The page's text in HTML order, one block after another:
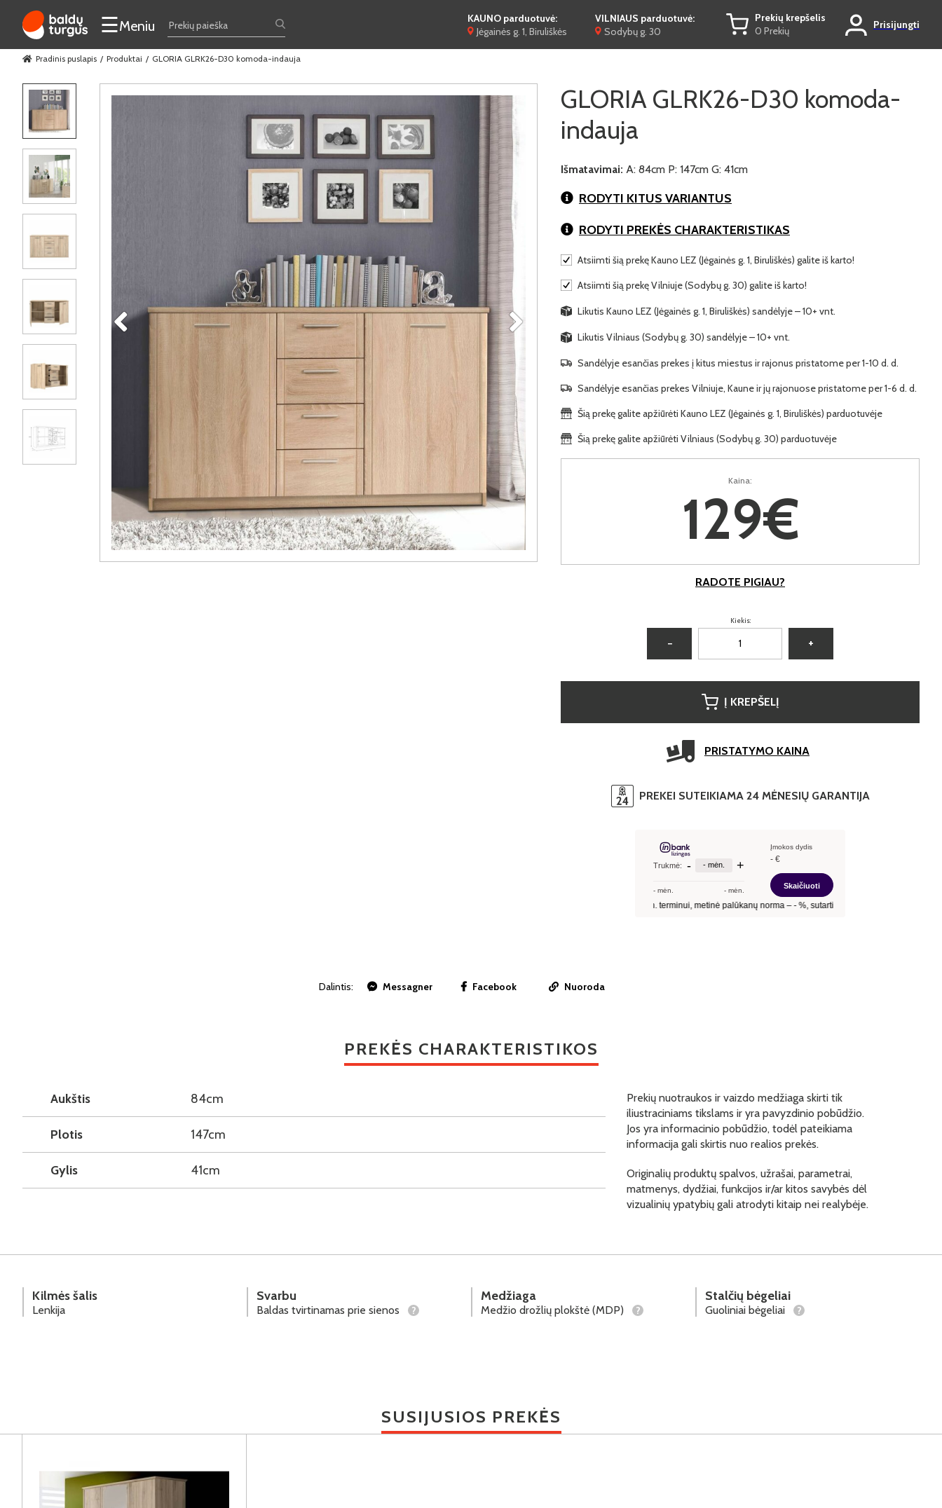
☰Meniu
KAUNO parduotuvė:
Jėgainės g. 1, Biruliškės
VILNIAUS parduotuvė:
Sodybų g. 30
Prekių krepšelis
0 Prekių
Prisijungti
Pradinis puslapis Produktai GLORIA GLRK26-D30 komoda-indauja
GLORIA GLRK26-D30 komoda-
indauja
Išmatavimai: A: 84cm P: 147cm G: 41cm
RODYTI KITUS VARIANTUS
RODYTI PREKĖS CHARAKTERISTIKAS
Atsiimti šią prekę Kauno LEZ (Jėgainės g. 1, Biruliškės) galite iš karto!
Atsiimti šią prekę Vilniuje (Sodybų g. 30) galite iš karto!
Likutis Kauno LEZ (Jėgainės g. 1, Biruliškės) sandėlyje – 10+ vnt.
Likutis Vilniaus (Sodybų g. 30) sandėlyje – 10+ vnt.
Sandėlyje esančias prekes į kitus miestus ir rajonus pristatome per 1-10 d. d.
Sandėlyje esančias prekes Vilniuje, Kaune ir jų rajonuose pristatome per 1-6 d. d.
Šią prekę galite apžiūrėti Kauno LEZ (Jėgainės g. 1, Biruliškės) parduotuvėje
Šią prekę galite apžiūrėti Vilniaus (Sodybų g. 30) parduotuvėje
Kaina:
129€
RADOTE PIGIAU?
Kiekis:
− +
Į KREPŠELĮ
PRISTATYMO KAINA
PREKEI SUTEIKIAMA 24 MĖNESIŲ GARANTIJA
Dalintis: Messagner Facebook Nuoroda
PREKĖS CHARAKTERISTIKOS
Aukštis 84cm
Plotis 147cm
Gylis 41cm
Prekių nuotraukos ir vaizdo medžiaga skirti tik
iliustraciniams tikslams ir yra pavyzdinio pobūdžio.
Jos yra informacinio pobūdžio, todėl pateikiama
informacija gali skirtis nuo realios prekės.
Originalių produktų spalvos, užrašai, parametrai,
matmenys, dydžiai, funkcijos ir/ar kitos savybės dėl
vizualinių ypatybių gali atrodyti kitaip nei realybėje.
Kilmės šalis
Lenkija
Svarbu
Baldas tvirtinamas prie sienos ?
Medžiaga
Medžio drožlių plokštė (MDP) ?
Stalčių bėgeliai
Guoliniai bėgeliai ?
SUSIJUSIOS PREKĖS